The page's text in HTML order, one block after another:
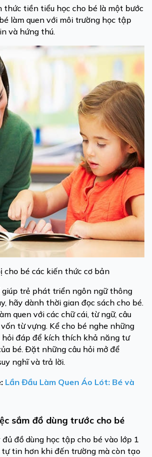
thức tiền tiểu học cho bé là một bước
làm quen với môi trường học tập
và hứng thú.
cho bé các kiến thức cơ bản
trẻ phát triển ngôn ngữ thông
hãy dành thời gian đọc sách cho bé.
quen với các chữ cái, từ ngữ, câu
từ vựng. Kể cho bé nghe những
hỏi đáp để kích thích khả năng tư
bé. Đặt những câu hỏi mở để
nghĩ và trả lời.
Lần Đầu Làm Quen Áo Lót: Bé và
sắm đồ dùng trước cho bé
đồ dùng học tập cho bé vào lớp 1
tự tin hơn khi đến trường mà còn tạo